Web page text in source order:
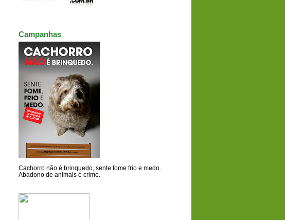
Campanhas
Cachorro não é brinquedo, sente fome frio e medo.
Abadono de animais é crime.